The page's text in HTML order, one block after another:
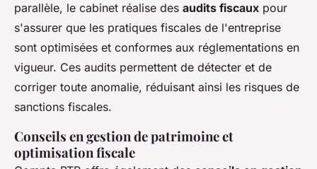
parallèle, le cabinet réalise des audits fiscaux pour
s'assurer que les pratiques fiscales de l'entreprise
sont optimisées et conformes aux réglementations en
vigueur. Ces audits permettent de détecter et de
corriger toute anomalie, réduisant ainsi les risques de
sanctions fiscales.
Conseils en gestion de patrimoine et
optimisation fiscale